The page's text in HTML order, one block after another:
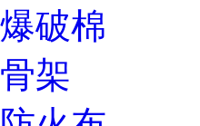
爆破棉
骨架